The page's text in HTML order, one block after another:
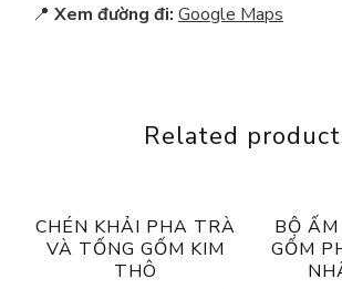
📍 Xem đường đi: Google Maps
Related
CHÉN KHẢI PHA TRÀ
VÀ TỐNG GỐM KIM
THÔ
BỘ
GỐM